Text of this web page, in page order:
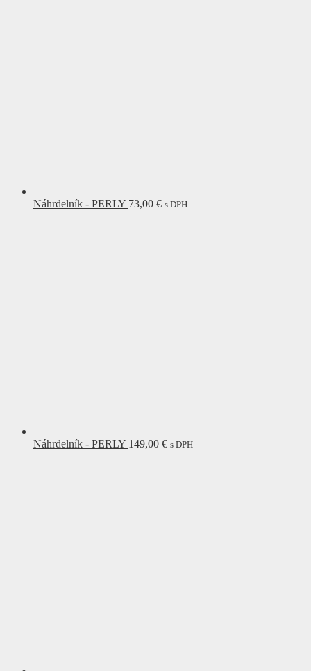
Náhrdelník - PERLY 73,00 € s DPH
Náhrdelník - PERLY 149,00 € s DPH